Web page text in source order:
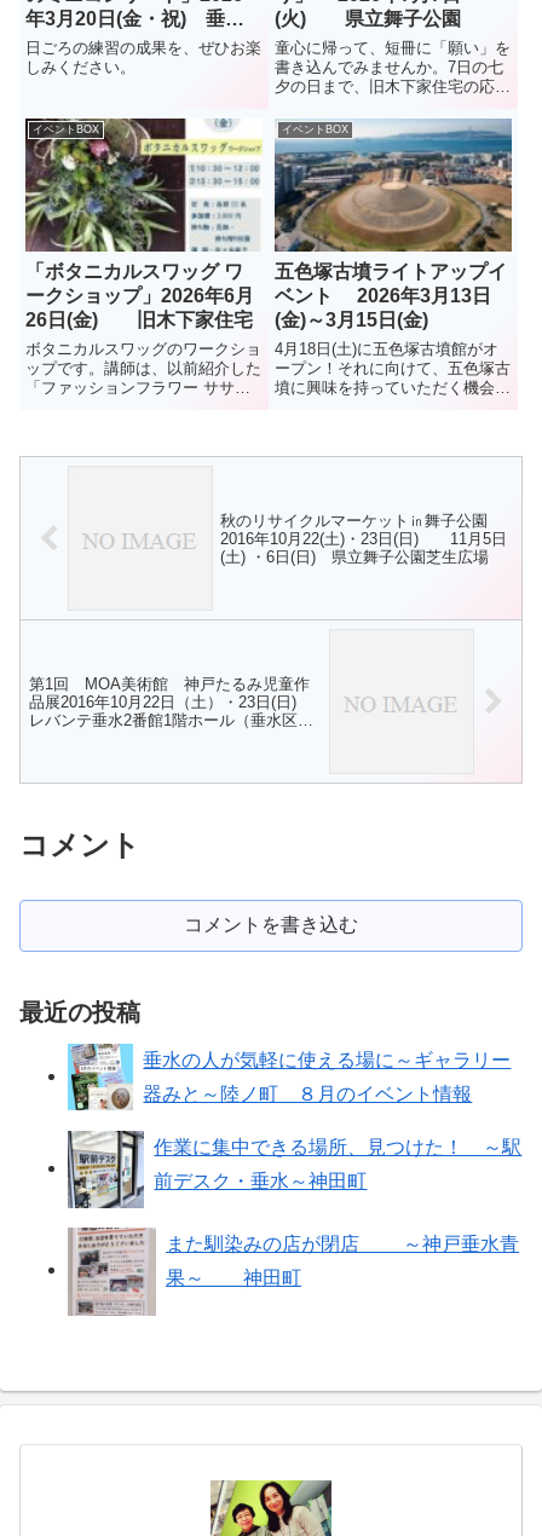
年3月20日(金・祝) 垂水
文化センターレバンテホー
ル(レバンテ垂水2番館3階)
日ごろの練習の成果を、ぜひお楽
しみください。
(火) 県立舞子公園
童心に帰って、短冊に「願い」を
書き込んでみませんか。7日の七
夕の日まで、旧木下家住宅の応接
がされているそうです。
イベントBOX
「ボタニカルスワッグ ワ
ークショップ」2026年6月
26日(金) 旧木下家住宅
ボタニカルスワッグのワークショ
ップです。講師は、以前紹介した
「ファッションフラワー ササ
イベントBOX
五色塚古墳ライトアップイ
ベント 2026年3月13日
(金)～3月15日(金)
4月18日(土)に五色塚古墳館がオ
ープン！それに向けて、五色塚古
墳に興味を持っていただく機会と
秋のリサイクルマーケット㏌舞子公園
2016年10月22(土)・23日(日) 11月5日
(土) ・6日(日) 県立舞子公園芝生広場
第1回 MOA美術館 神戸たるみ児童作
品展2016年10月22日（土）・23日(日)
レバンテ垂水2番館1階ホール（垂水区役
コメント
コメントを書き込む
最近の投稿
垂水の人が気軽に使える場に～ギャラリー
器みと～陸ノ町 ８月のイベント情報
作業に集中できる場所、見つけた！ ～駅
前デスク・垂水～神田町
また馴染みの店が閉店 ～神戸垂水青
果～ 神田町